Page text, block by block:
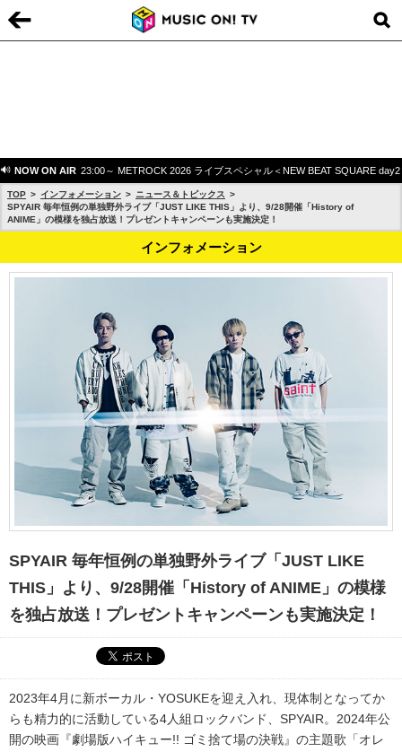
NOW ON AIR 23:00～ METROCK 2026 ライブスペシャル＜NEW BEAT SQUARE day2
TOP インフォメーション
ニュース＆トピックス
SPYAIR 毎年恒例の単独野外ライブ「JUST LIKE THIS」より、9/28開催「History of
ANIME」の模様を独占放送！プレゼントキャンペーンも実施決定！
インフォメーション
SPYAIR 毎年恒例の単独野外ライブ「JUST LIKE
THIS」より、9/28開催「History of ANIME」の模様
を独占放送！プレゼントキャンペーンも実施決定！
2023年4月に新ボーカル・YOSUKEを迎え入れ、現体制となってか
らも精力的に活動している4人組ロックバンド、SPYAIR。2024年公
開の映画『劇場版ハイキュー!! ゴミ捨て場の決戦』の主題歌「オレ